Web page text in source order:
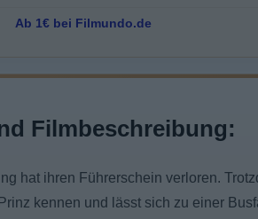
Ab 1€ bei Filmundo.de
Filmbeschreibung:
hat ihren Führerschein verloren.
kennen und lässt sich zu einer